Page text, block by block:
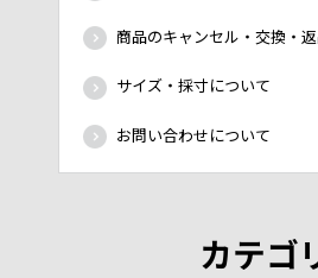
商品のキャンセル・交換・
サイズ・採寸について
お問い合わせについて
カテゴ